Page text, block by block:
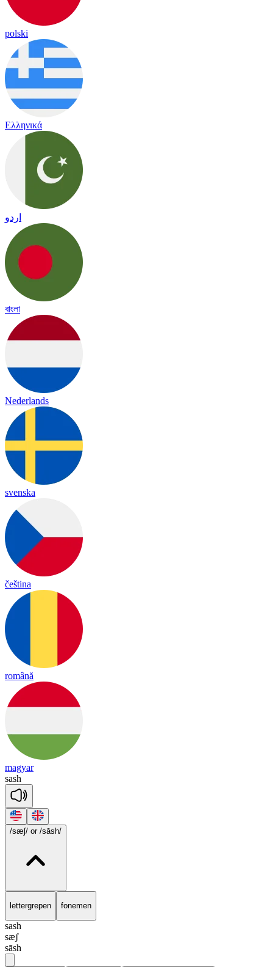
polski
Ελληνικά
اردو
বাংলা
Nederlands
svenska
čeština
română
magyar
sash
/sæʃ/ or /sāsh/
lettergrepen fonemen
sash
sæʃ
sāsh